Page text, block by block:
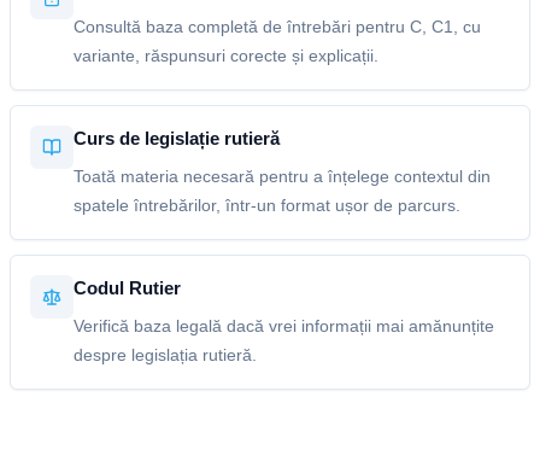
Consultă baza completă de întrebări pentru C, C1, cu
variante, răspunsuri corecte și explicații.
Curs de legislație rutieră
Toată materia necesară pentru a înțelege contextul din
spatele întrebărilor, într-un format ușor de parcurs.
Codul Rutier
Verifică baza legală dacă vrei informații mai amănunțite
despre legislația rutieră.